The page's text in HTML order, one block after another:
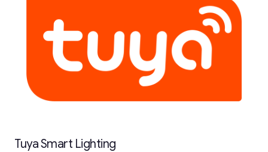
Tuya Smart Lighting